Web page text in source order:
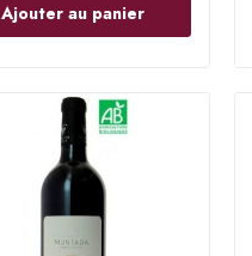
Ajouter au panier